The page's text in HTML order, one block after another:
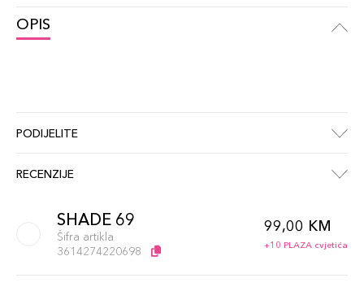
OPIS
PODIJELITE
RECENZIJE
SHADE 69
Šifra artikla
3614274220698
99,00 KM
+10 PLAZA cvjetića